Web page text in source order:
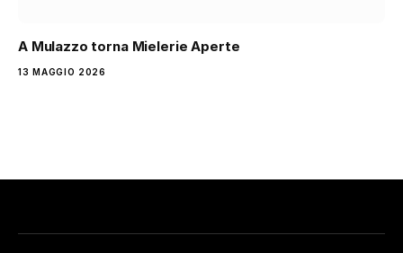
A Mulazzo torna Mielerie Aperte
13 MAGGIO 2026